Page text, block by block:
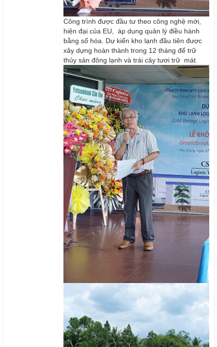
Công trình được đầu tư theo công nghệ mới,
hiện đại của EU, áp dụng quản lý điều hành
bằng số hóa. Dự kiến kho lạnh đầu tiên được
xây dựng hoàn thành trong 12 tháng để trữ
thủy sản đông lạnh và trái cây tươi trữ mát.